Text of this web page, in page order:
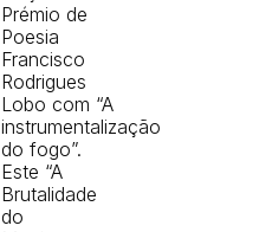
Prémio de
Poesia
Francisco
Rodrigues
Lobo com “A
instrumentalização
do fogo”.
Este “A
Brutalidade
do